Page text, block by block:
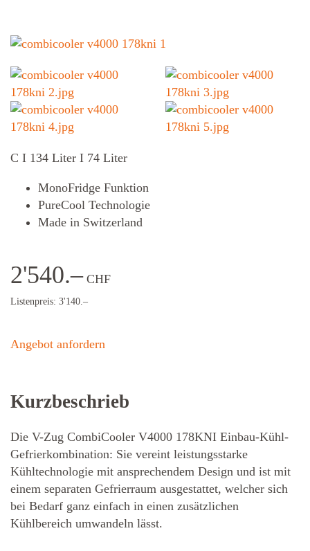
C I 134 Liter I 74 Liter
MonoFridge Funktion
PureCool Technologie
Made in Switzerland
2'540.–CHF
Listenpreis: 3'140.–
Angebot anfordern
Kurzbeschrieb
Die V-Zug CombiCooler V4000 178KNI Einbau-Kühl-
Gefrierkombination: Sie vereint leistungsstarke
Kühltechnologie mit ansprechendem Design und ist mit
einem separaten Gefrierraum ausgestattet, welcher sich
bei Bedarf ganz einfach in einen zusätzlichen
Kühlbereich umwandeln lässt.